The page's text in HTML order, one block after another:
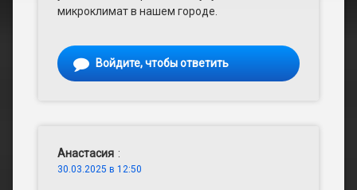
микроклимат в нашем городе.
Войдите, чтобы ответить
Анастасия :
30.03.2025 в 12:50